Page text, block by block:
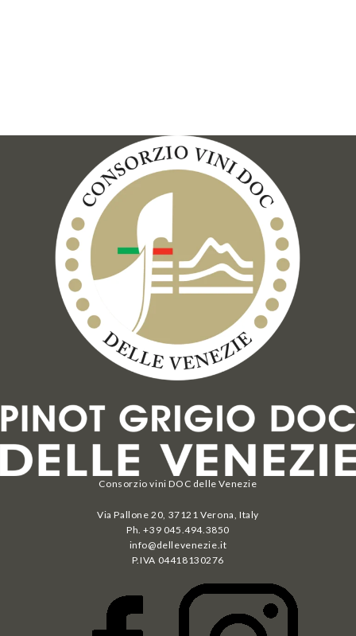
Consorzio vini DOC delle Venezie
Via Pallone 20, 37121 Verona, Italy
Ph. +39 045.494.3850
info@dellevenezie.it
P.IVA 04418130276